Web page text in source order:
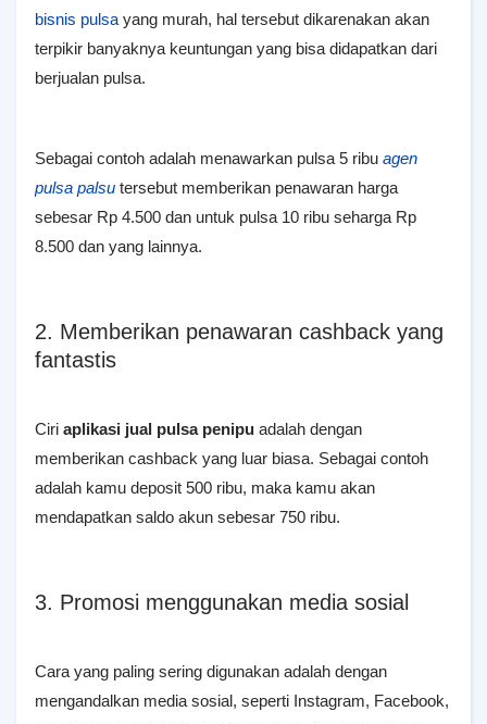
bisnis pulsa yang murah, hal tersebut dikarenakan akan
terpikir banyaknya keuntungan yang bisa didapatkan dari
berjualan pulsa.
Sebagai contoh adalah menawarkan pulsa 5 ribu agen
pulsa palsu tersebut memberikan penawaran harga
sebesar Rp 4.500 dan untuk pulsa 10 ribu seharga Rp
8.500 dan yang lainnya.
2. Memberikan penawaran cashback yang
fantastis
Ciri aplikasi jual pulsa penipu adalah dengan
memberikan cashback yang luar biasa. Sebagai contoh
adalah kamu deposit 500 ribu, maka kamu akan
mendapatkan saldo akun sebesar 750 ribu.
3. Promosi menggunakan media sosial
Cara yang paling sering digunakan adalah dengan
mengandalkan media sosial, seperti Instagram, Facebook,